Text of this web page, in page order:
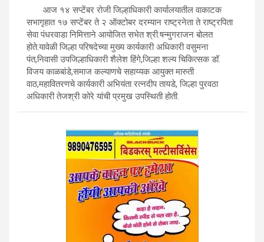
आज १४ सप्टेंबर रोजी जिल्हाधिकारी कार्यालयातील वाकाटक
सभागृहात १७ सप्टेंबर ते २ ऑक्टोबर दरम्यान राष्ट्रनेता ते राष्ट्रपिता
सेवा पंधरवाडा निमित्ताने आयोजित सभेत श्री.षन्मुगराजन बोलत
होते.यावेळी जिल्हा परिषदेच्या मुख्य कार्यकारी अधिकारी वसुमना
पंत,निवासी उपजिल्हाधिकारी शैलेश हिंगे,जिल्हा शल्य चिकित्सक डॉ.
विजय काळबांडे,समाज कल्याणचे सहाय्यक आयुक्त मारुती
वाठ,महावितरणचे कार्यकारी अभियंता रत्नदीप तायडे, जिल्हा पुरवठा
अधिकारी तेजश्री कोरे यांची प्रमुख उपस्थिती होती.